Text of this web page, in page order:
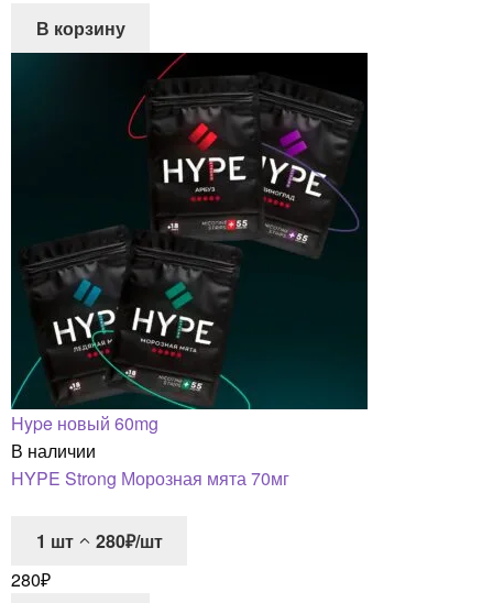
В корзину
Hype новый 60mg
В наличии
HYPE Strong Морозная мята 70мг
1 шт
280₽/шт
280₽